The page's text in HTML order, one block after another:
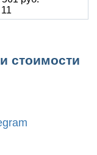
11
стоимости